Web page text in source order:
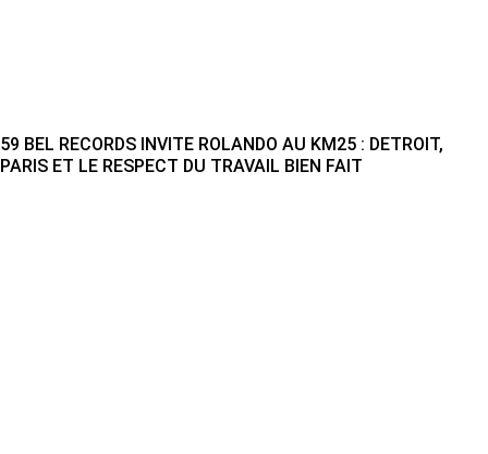
59 BEL RECORDS INVITE ROLANDO AU KM25 : DETROIT,
PARIS ET LE RESPECT DU TRAVAIL BIEN FAIT